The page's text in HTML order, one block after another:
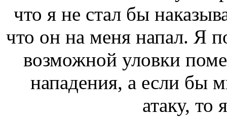
что я не стал бы
что он на меня напал. Я
возможной уловки
нападения, а если бы
атаку, то